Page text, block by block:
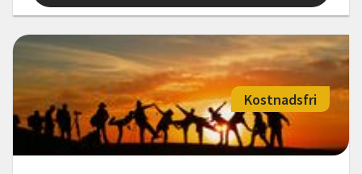
Kostnadsfri